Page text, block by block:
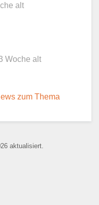
alt
Woche alt
zum Thema
aktualisiert.